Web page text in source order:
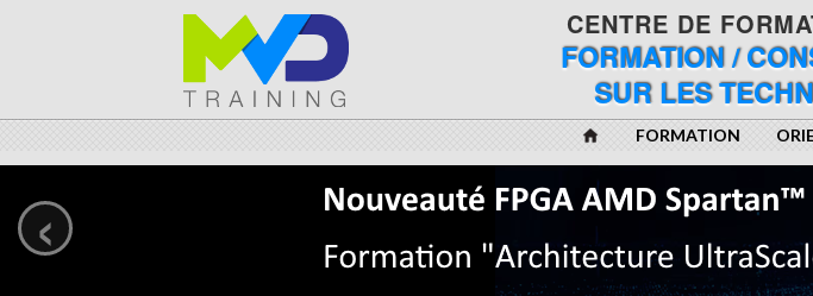
CENTRE DE
FORMATION /
SUR LES
FORMATION
‹